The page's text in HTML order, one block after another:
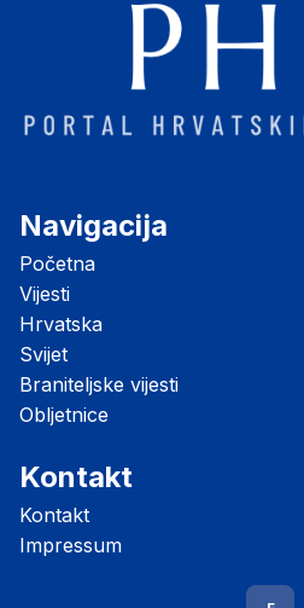
Navigacija
Početna
Vijesti
Hrvatska
Svijet
Braniteljske vijesti
Obljetnice
Kontakt
Kontakt
Impressum